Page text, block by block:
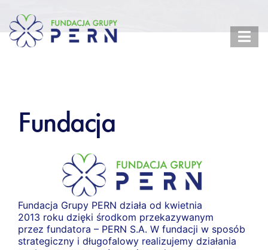
Fundacja
Fundacja Grupy PERN działa od kwietnia
2013 roku dzięki środkom przekazywanym
przez fundatora – PERN S.A. W fundacji w sposób
strategiczny i długofalowy realizujemy działania